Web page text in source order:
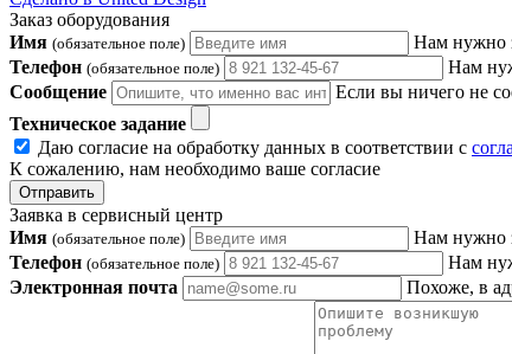
Заказ оборудования
Имя (обязательное поле)
Нам нужно
Телефон (обязательное поле)
Нам
Сообщение
Если вы ничего не
Техническое задание
Даю согласие на обработку данных в соответствии с
К сожалению, нам необходимо ваше согласие
Отправить
Заявка в сервисный центр
Имя (обязательное поле)
Нам нужно
Телефон (обязательное поле)
Нам
Электронная почта
Похоже, в